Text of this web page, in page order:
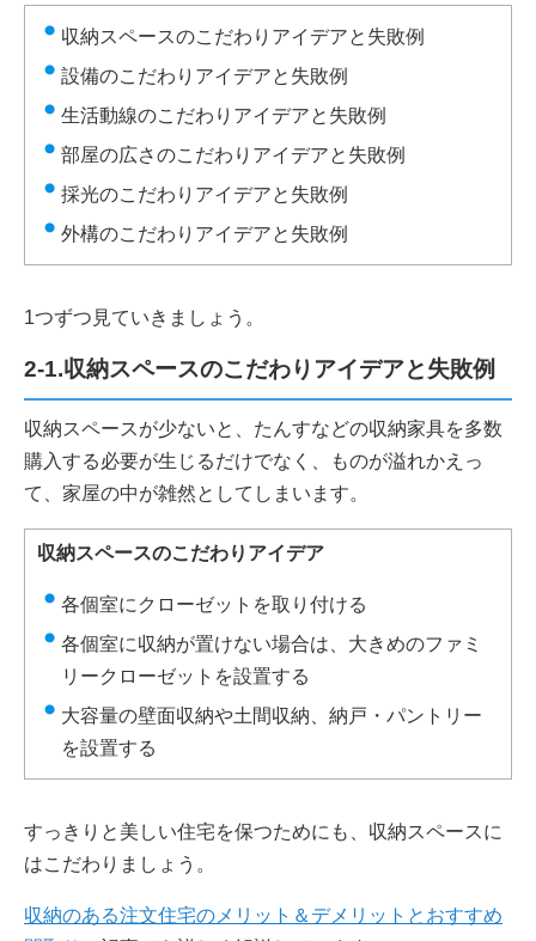
収納スペースのこだわりアイデアと失敗例
設備のこだわりアイデアと失敗例
生活動線のこだわりアイデアと失敗例
部屋の広さのこだわりアイデアと失敗例
採光のこだわりアイデアと失敗例
外構のこだわりアイデアと失敗例
1つずつ見ていきましょう。
2-1.収納スペースのこだわりアイデアと失敗例
収納スペースが少ないと、たんすなどの収納家具を多数
購入する必要が生じるだけでなく、ものが溢れかえっ
て、家屋の中が雑然としてしまいます。
収納スペースのこだわりアイデア
各個室にクローゼットを取り付ける
各個室に収納が置けない場合は、大きめのファミ
リークローゼットを設置する
大容量の壁面収納や土間収納、納戸・パントリー
を設置する
すっきりと美しい住宅を保つためにも、収納スペースに
はこだわりましょう。
収納のある注文住宅のメリット＆デメリットとおすすめ